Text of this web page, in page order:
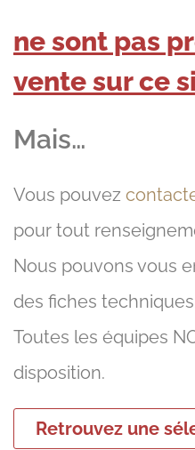
ne sont pas
vente sur ce
Mais…
Vous pouvez
pour tout
Nous pouvons vous
des fiches
Toutes les équipes
disposition.
Retrouvez une